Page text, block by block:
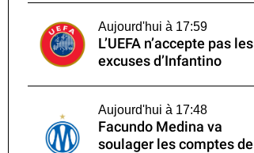
Aujourd'hui à 17:59
L’UEFA n’accepte pas les
excuses d’Infantino
Aujourd'hui à 17:48
Facundo Medina va
soulager les comptes de